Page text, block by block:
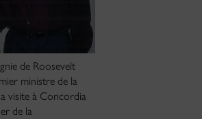
de Roosevelt
ministre de la
visite à Concordia
de la